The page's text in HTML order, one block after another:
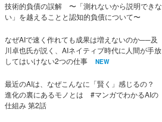
技術的負債の誤解 〜「測れないから説明できな
い」を越えることと認知的負債について〜
なぜAIで速く作れても成果は増えないのか──及
川卓也氏が説く、AIネイティブ時代に人間が手放
してはいけない2つの仕事
NEW
最近のAIは、なぜこんなに「賢く」感じるの？
進化の裏にあるモノとは #マンガでわかるAIの
仕組み 第2話